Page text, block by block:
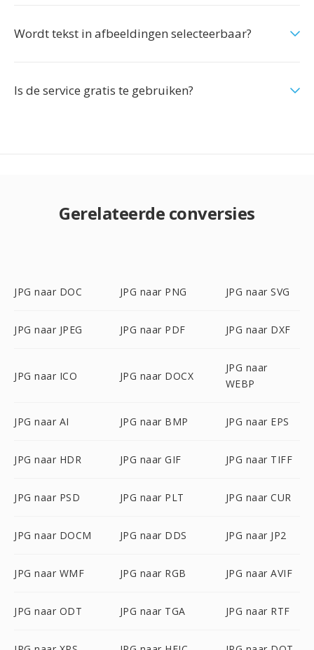
Wordt tekst in afbeeldingen selecteerbaar?
Is de service gratis te gebruiken?
Gerelateerde conversies
JPG naar DOC JPG naar PNG JPG naar SVG
JPG naar JPEG JPG naar PDF JPG naar DXF
JPG naar ICO JPG naar DOCX
JPG naar
WEBP
JPG naar AI JPG naar BMP JPG naar EPS
JPG naar HDR JPG naar GIF JPG naar TIFF
JPG naar PSD JPG naar PLT JPG naar CUR
JPG naar DOCM JPG naar DDS JPG naar JP2
JPG naar WMF JPG naar RGB JPG naar AVIF
JPG naar ODT JPG naar TGA JPG naar RTF